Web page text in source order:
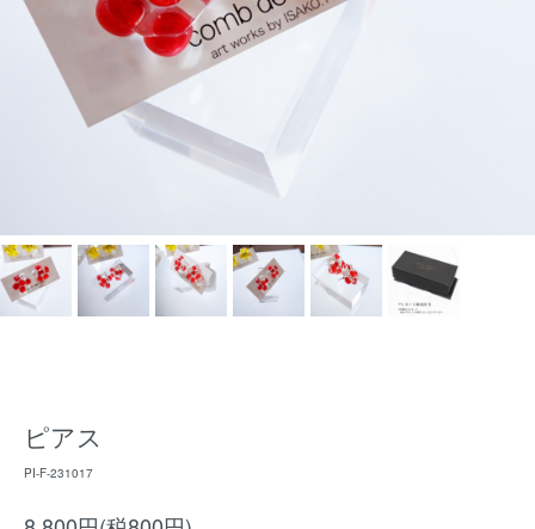
ピアス
PI-F-231017